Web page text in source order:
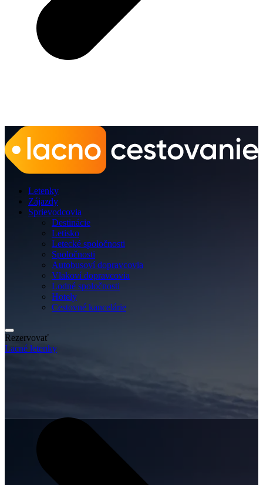
Letenky
Zájazdy
Sprievodcovia
Destinácie
Letisko
Letecké spoločnosti
Spoločnosti
Autobusoví dopravcovia
Vlakoví dopravcovia
Lodné spoločnosti
Hotely
Cestovné kancelárie
Rezervovať
Lacné letenky